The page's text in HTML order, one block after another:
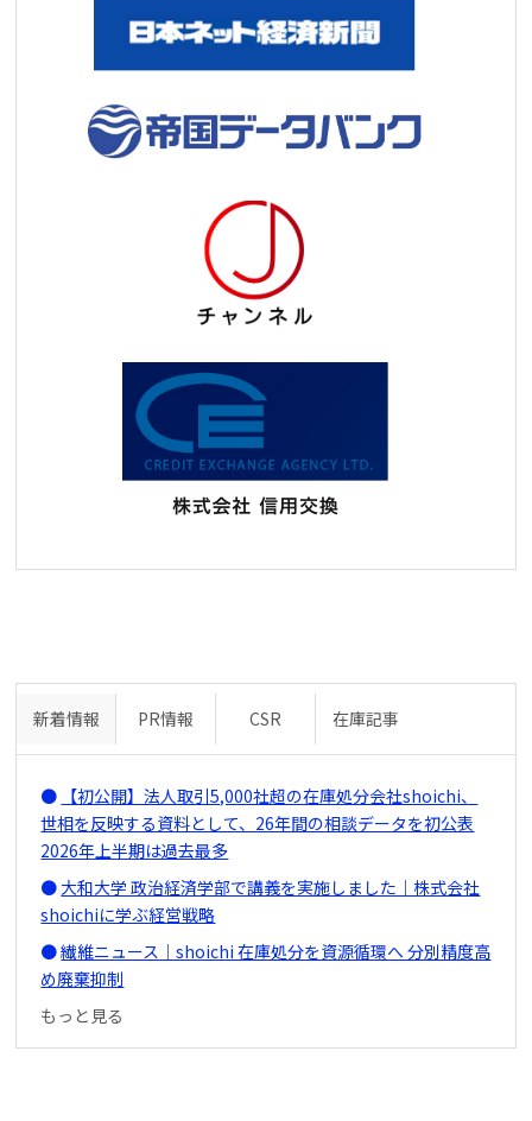
新着情報 PR情報 CSR 在庫記事
【初公開】法人取引5,000社超の在庫処分会社shoichi、
世相を反映する資料として、26年間の相談データを初公表
2026年上半期は過去最多
大和大学 政治経済学部で講義を実施しました｜株式会社
shoichiに学ぶ経営戦略
繊維ニュース｜shoichi 在庫処分を資源循環へ 分別精度高
め廃棄抑制
もっと見る